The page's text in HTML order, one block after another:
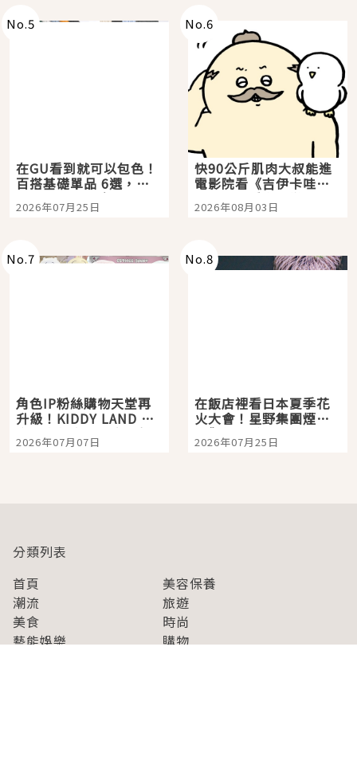
No.5
在GU看到就可以包色！
百搭基礎單品 6選，閉
眼全收也不心疼
2026年07月25日
No.6
快90公斤肌肉大叔能進
電影院看《吉伊卡哇》
嗎？日本重金屬樂團
「打首」會長與nagano
2026年08月03日
No.7
角色IP粉絲購物天堂再
升級！KIDDY LAND 原
宿店吉伊卡哇迎客，新
開幕 OMOKADO 店3分
2026年07月07日
No.8
在飯店裡看日本夏季花
火大會！星野集團煙火
景觀飯店6選，讓你不用
人擠人悠閒欣賞
2026年07月25日
分類列表
首頁
美容保養
潮流
旅遊
美食
時尚
藝能娛樂
購物